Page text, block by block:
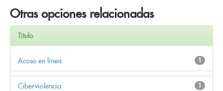
Otras opciones relacionadas
Título
1
Acoso en línea
1
Ciberviolencia